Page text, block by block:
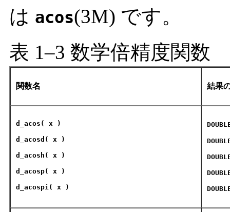
は acos(3M) です。
表 1–3 数学倍精度関数
関数名 結果
d_acos ( x )
d_acosd ( x )
d_acosh ( x )
d_acosp( x )
d_acospi ( x )